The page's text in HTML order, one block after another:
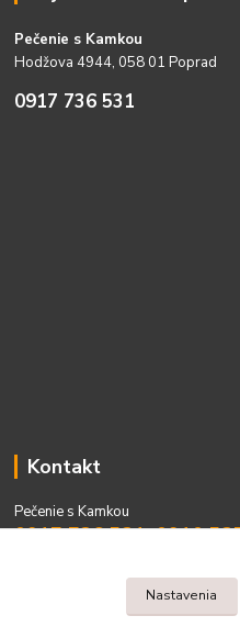
Pečenie s Kamkou
Hodžova 4944, 058 01 Poprad
0917 736 531
Kontakt
Pečenie s Kamkou
0917 736 531, 0910
Nastavenia